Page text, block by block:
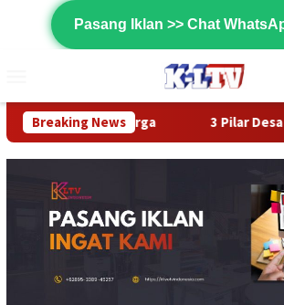
Pasang Iklan >> Chat
Mobile
Breaking News
3 Pilar Desa Tamangapa Salurkan